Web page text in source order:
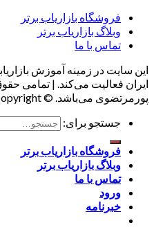
فروشگاه بازاریاب برتر
وبلاگ بازاریاب برتر
تماس با ما
این سایت در زمینه آموزش
ایران فعالیت می‌کند. | تمامی
پورمرتضوی می‌باشد. © Copyright
جستجو برای:
فروشگاه بازاریاب برتر
وبلاگ بازاریاب برتر
تماس با ما
ورود
خبرنامه